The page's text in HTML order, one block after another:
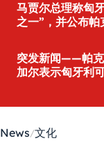
马贾尔总理称匈
之一”，并公布
突发新闻——帕克
加尔表示匈牙利
News 文化